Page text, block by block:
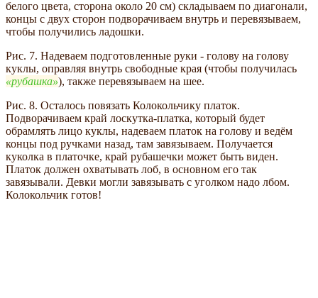
белого цвета, сторона около 20 см) складываем по диагонали,
концы с двух сторон подворачиваем внутрь и перевязываем,
чтобы получились ладошки.
Рис. 7. Надеваем подготовленные руки - голову на голову
куклы, оправляя внутрь свободные края (чтобы получилась
рубашка ), также перевязываем на шее.
Рис. 8. Осталось повязать Колокольчику платок.
Подворачиваем край лоскутка-платка, который будет
обрамлять лицо куклы, надеваем платок на голову и ведём
концы под ручками назад, там завязываем. Получается
куколка в платочке, край рубашечки может быть виден.
Платок должен охватывать лоб, в основном его так
завязывали. Девки могли завязывать с уголком надо лбом.
Колокольчик готов!